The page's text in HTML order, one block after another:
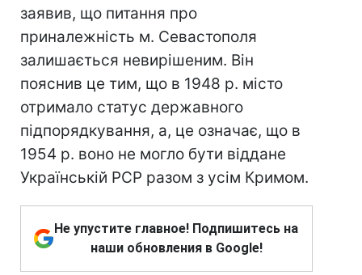
заявив, що питання про
приналежність м. Севастополя
залишається невирішеним. Він
пояснив це тим, що в 1948 р. місто
отримало статус державного
підпорядкування, а, це означає, що в
1954 р. воно не могло бути віддане
Українській РСР разом з усім Кримом.
Не упустите главное! Подпишитесь на
наши обновления в Google!